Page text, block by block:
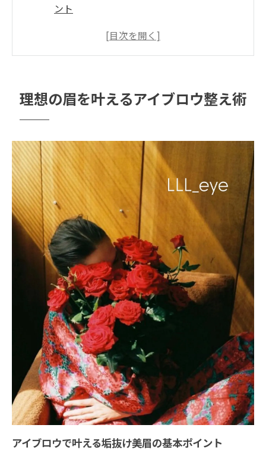
ント
骨格診断を活かしたアイブロウ整え方のコ
最新トレンドを取り入れたアイブロウ整え
洗練された眉形を手に入れる方法
アイブロウの形が左右する第一印象の変化
サロンの技術を生かすアイブロウ整え方の
秘訣
黄金比を意識したアイブロウデザインの実
践
自然で上品な眉形の作り方とセルフケア
まつ毛パーマと組み合わせる美眉メイク術
恵比寿南流セルフアイブロウの極意
自宅でできるセルフアイブロウケアの流れ
大人女性に似合うアイブロウ整え方の工夫
スクリューブラシ活用で毛流れ美人を目指
す
アイブロウで自信が生まれる理由を解説
簡単セルフケアで美しく整う眉のポイント
骨格に合わせたアイブロウの整え方解説
理想の眉を叶えるアイブロウ整え術
アイブロウで叶える垢抜け美眉の基本ポイント